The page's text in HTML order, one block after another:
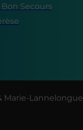
Secours
Marie-Lannelongue